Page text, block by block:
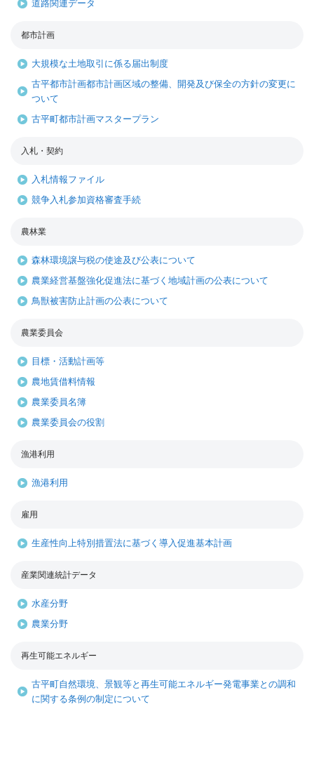
道路関連データ
都市計画
大規模な土地取引に係る届出制度
古平都市計画都市計画区域の整備、開発及び保全の方針の変更に
ついて
古平町都市計画マスタープラン
入札・契約
入札情報ファイル
競争入札参加資格審査手続
農林業
森林環境譲与税の使途及び公表について
農業経営基盤強化促進法に基づく地域計画の公表について
鳥獣被害防止計画の公表について
農業委員会
目標・活動計画等
農地賃借料情報
農業委員名簿
農業委員会の役割
漁港利用
漁港利用
雇用
生産性向上特別措置法に基づく導入促進基本計画
産業関連統計データ
水産分野
農業分野
再生可能エネルギー
古平町自然環境、景観等と再生可能エネルギー発電事業との調和
に関する条例の制定について